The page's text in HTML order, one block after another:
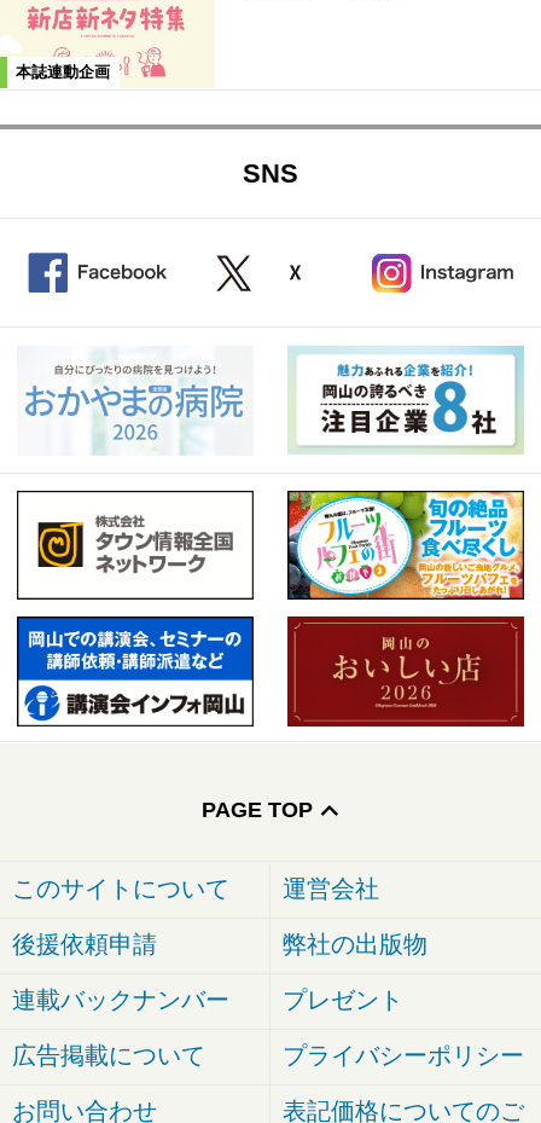
本誌連動企画
SNS
PAGE TOP
このサイトについて 運営会社
後援依頼申請 弊社の出版物
連載バックナンバー プレゼント
広告掲載について プライバシーポリシー
お問い合わせ 表記価格についてのご